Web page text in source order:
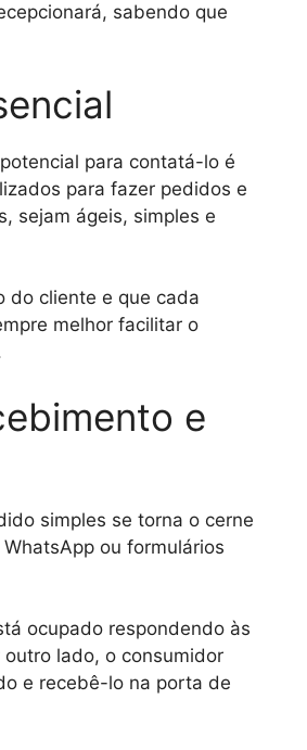
sabendo que
para contatá-lo é
para fazer pedidos e
sejam ágeis, simples e
do cliente e que cada
melhor facilitar o
e
simples se torna o cerne
ou formulários
ocupado respondendo às
lado, o consumidor
e recebê-lo na porta de